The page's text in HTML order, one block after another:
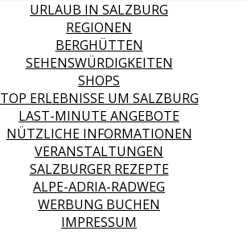
URLAUB IN SALZBURG
REGIONEN
BERGHÜTTEN
SEHENSWÜRDIGKEITEN
SHOPS
TOP ERLEBNISSE UM SALZBURG
LAST-MINUTE ANGEBOTE
NÜTZLICHE INFORMATIONEN
VERANSTALTUNGEN
SALZBURGER REZEPTE
ALPE-ADRIA-RADWEG
WERBUNG BUCHEN
IMPRESSUM